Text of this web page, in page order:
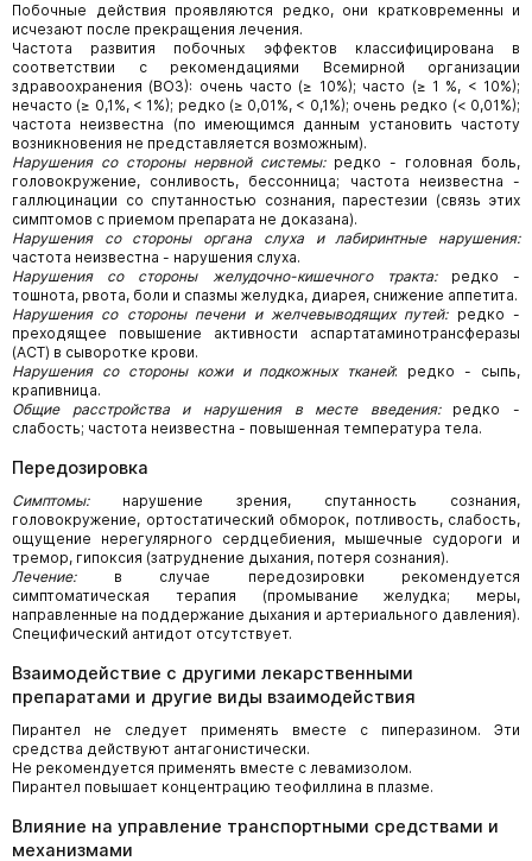
Побочные действия проявляются редко, они кратковременны и
исчезают после прекращения лечения.
Частота развития побочных эффектов классифицирована в
соответствии с рекомендациями Всемирной организации
здравоохранения (ВОЗ): очень часто (≥ 10%); часто (≥ 1 %, < 10%);
нечасто (≥ 0,1%, < 1%); редко (≥ 0,01%, < 0,1%); очень редко (< 0,01%);
частота неизвестна (по имеющимся данным установить частоту
возникновения не представляется возможным).
Нарушения со стороны нервной системы:редко - головная боль,
головокружение, сонливость, бессонница; частота неизвестна -
галлюцинации со спутанностью сознания, парестезии (связь этих
симптомов с приемом препарата не доказана).
Нарушения со стороны органа слуха и лабиринтные нарушения:
частота неизвестна - нарушения слуха.
Нарушения со стороны желудочно-кишечного тракта:редко -
тошнота, рвота, боли и спазмы желудка, диарея, снижение аппетита.
Нарушения со стороны печени и желчевыводящих путей:редко -
преходящее повышение активности аспартатаминотрансферазы
(ACT) в сыворотке крови.
Нарушения со стороны кожи и подкожных тканей: редко - сыпь,
крапивница.
Общие расстройства и нарушения в месте введения:редко -
слабость; частота неизвестна - повышенная температура тела.
Передозировка
Симптомы:нарушение зрения, спутанность сознания,
головокружение, ортостатический обморок, потливость, слабость,
ощущение нерегулярного сердцебиения, мышечные судороги и
тремор, гипоксия (затруднение дыхания, потеря сознания).
Лечение:в случае передозировки рекомендуется
симптоматическая терапия (промывание желудка; меры,
направленные на поддержание дыхания и артериального давления).
Специфический антидот отсутствует.
Взаимодействие с другими лекарственными
препаратами и другие виды взаимодействия
Пирантел не следует применять вместе с пиперазином. Эти
средства действуют антагонистически.
Не рекомендуется применять вместе с левамизолом.
Пирантел повышает концентрацию теофиллина в плазме.
Влияние на управление транспортными средствами и
механизмами